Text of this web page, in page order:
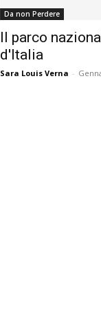
Da non Perdere
Il parco
d'Italia
Sara Louis Verna -